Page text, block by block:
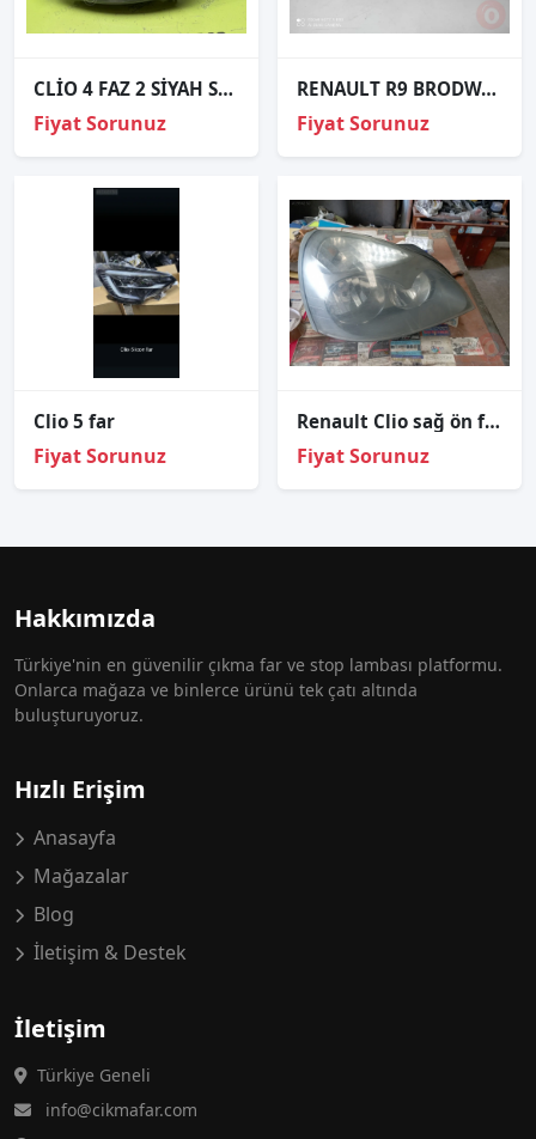
CLİO 4 FAZ 2 SİYAH SOL FAR ORJİNAL 2016-2020 260609493R
Fiyat Sorunuz
RENAULT R9 BRODWAY ÇIKMA SAĞ ÖN FAR OEM; 2881391
Fiyat Sorunuz
Clio 5 far
Fiyat Sorunuz
Renault Clio sağ ön far 820036908
Fiyat Sorunuz
Hakkımızda
Türkiye'nin en güvenilir çıkma far ve stop lambası platformu.
Onlarca mağaza ve binlerce ürünü tek çatı altında
buluşturuyoruz.
Hızlı Erişim
Anasayfa
Mağazalar
Blog
İletişim & Destek
İletişim
Türkiye Geneli
info@cikmafar.com